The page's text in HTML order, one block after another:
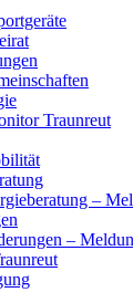
Traunreut
–
–